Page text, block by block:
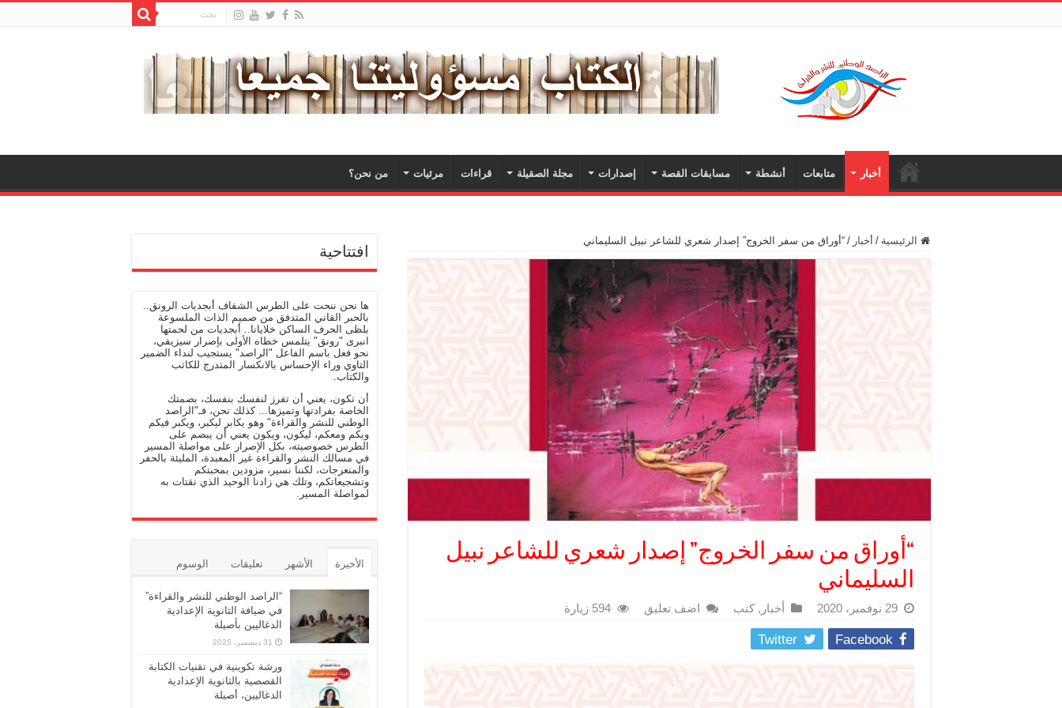
أخبار متابعات أنشطة مسابقات القصة إصدارات مجلة الصقيلة قراءات مرئيات من نحن؟
الرئيسية / أخبار / “أوراق من سفر الخروج” إصدار شعري للشاعر نبيل السليماني
“أوراق من سفر الخروج” إصدار شعري للشاعر نبيل
السليماني
29 نوفمبر، 2020 أخبار , كتب اضف تعليق 594 زيارة
Facebook
Twitter
افتتاحية
ها نحن ننحت على الطرس الشفاف أبجديات الرونق..
بالحبر القاني المتدفق من صميم الذات الملسوعة
بلظى الحرف الساكن خلايانا.. أبجديات من لحمتها
انبرى "رونق" يتلمس خطاه الأولى بإصرار سيزيفي،
نحو فعل باسم الفاعل "الراصد" يستجيب لنداء الضمير
التاوي وراء الإحساس بالانكسار المتدرج للكاتب
والكتاب.
أن تكون، يعني أن تفرز لنفسك بنفسك، بصمتك
الخاصة بفرادتها وتميزها... كذلك نحن، فـ"الراصد
الوطني للنشر والقراءة" وهو يكابر ليكبر، ويكبر فيكم
وبكم ومعكم، ليكون، ويكون يعني أن يبصم على
الطرس خصوصيته، بكل الإصرار على مواصلة المسير
في مسالك النشر والقراءة غير المعبدة، المليئة بالحفر
والمنعرجات، لكننا نسير، مزودين بمحبتكم
وتشجيعاتكم، وتلك هي زادنا الوحيد الذي نقتات به
لمواصلة المسير.
الأخيرة الأشهر تعليقات الوسوم
“الراصد الوطني للنشر والقراءة”
في ضيافة الثانوية الإعدادية
الدغاليين بأصيلة
31 ديسمبر، 2025
ورشة تكوينية في تقنيات الكتابة
القصصية بالثانوية الإعدادية
الدغاليين، أصيلة